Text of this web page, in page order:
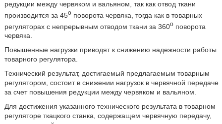
редукции между червяком и вальяном, так как отвод ткани
производится за 45oповорота червяка, тогда как в товарных
регуляторах с непрерывным отводом ткани за 360oповорота
червяка.
Повышенные нагрузки приводят к снижению надежности работы
товарного регулятора.
Технический результат, достигаемый предлагаемым товарным
регулятором, состоит в снижении нагрузок в червячной передаче
за счет повышения редукции между червяком и вальяном.
Для достижения указанного технического результата в товарном
регуляторе ткацкого станка, содержащем червячную передачу,